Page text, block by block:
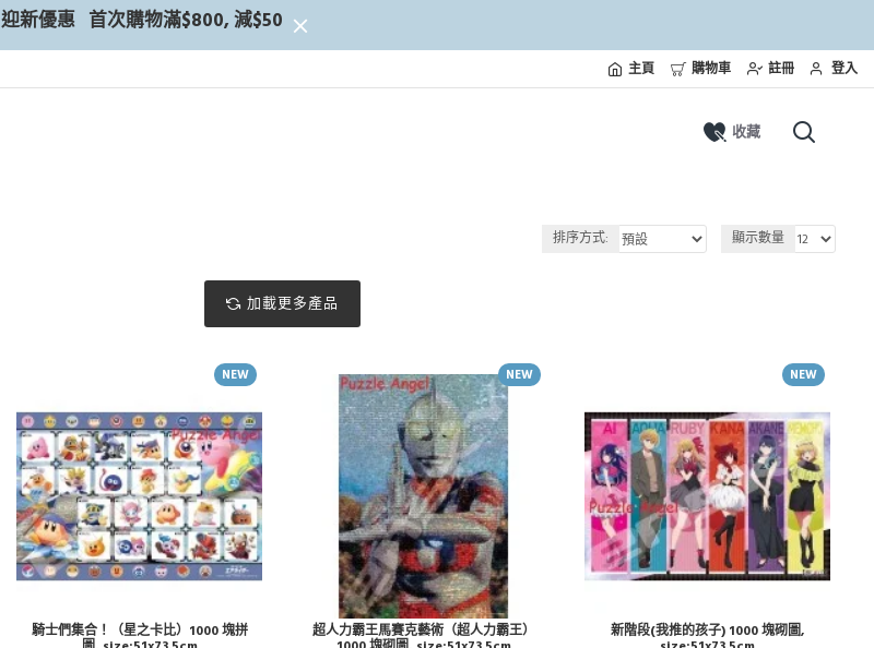
迎新優惠 首次購物滿$800, 減$50
主頁 購物車 註冊 登入
收藏
排序方式: 顯示數量
加載更多產品
NEW
騎士們集合！（星之卡比）1000 塊拼
NEW
超人力霸王馬賽克藝術（超人力霸王）
NEW
新階段(我推的孩子) 1000 塊砌圖,